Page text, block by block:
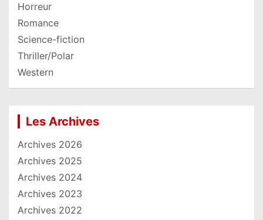
Horreur
Romance
Science-fiction
Thriller/Polar
Western
Les Archives
Archives 2026
Archives 2025
Archives 2024
Archives 2023
Archives 2022